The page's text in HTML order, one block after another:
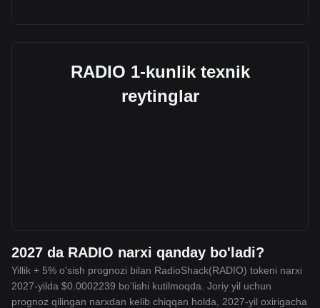
RADIO 1-kunlik texnik
reytinglar
2027 da RADIO narxi qanday bo'ladi?
Yillik + 5% o'sish prognozi bilan RadioShack(RADIO) tokeni narxi
2027-yilda $0.0002239 bo'lishi kutilmoqda. Joriy yil uchun
prognoz qilingan narxdan kelib chiqqan holda, 2027-yil oxirigacha